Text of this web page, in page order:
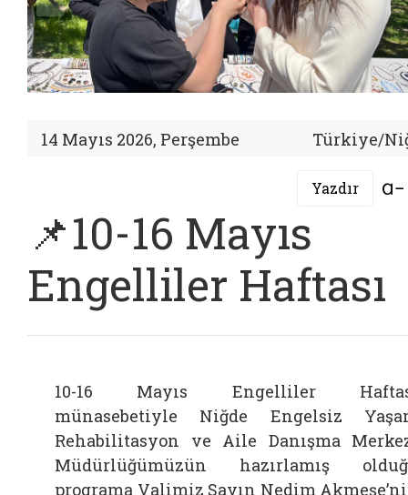
14 Mayıs 2026, Perşembe Türkiye/
Yazdır
📌10-16 Mayıs
Engelliler Haftası
10-16 Mayıs Engelliler
münasebetiyle Niğde Engelsiz
Rehabilitasyon ve Aile Danışma
Müdürlüğümüzün hazırlamış
programa Valimiz Sayın Nedim